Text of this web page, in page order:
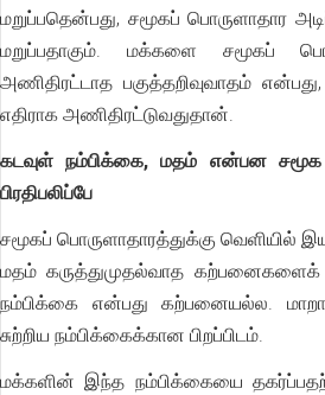
மறுப்பதென்பது, சமூகப் பொருளாதார
மறுப்பதாகும். மக்களை சமூகப்
அணிதிரட்டாத பகுத்தறிவுவாதம்
எதிராக அணிதிரட்டுவதுதான்.
கடவுள் நம்பிக்கை, மதம் என்பன
பிரதிபலிப்பே
சமூகப் பொருளாதாரத்துக்கு வெளியில்
மதம் கருத்துமுதல்வாத
நம்பிக்கை என்பது கற்பனையல்ல.
சுற்றிய நம்பிக்கைக்கான பிறப்பிடம்.
மக்களின் இந்த நம்பிக்கையை